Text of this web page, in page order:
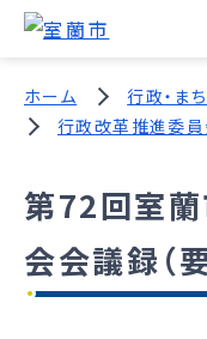
ホーム 行政・ま
行政改革推進委
第72回室
会会議録（